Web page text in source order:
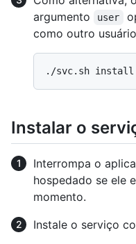
argumento
user
como outro
Instalar o
Interrompa o
hospedado se ele
momento.
Instale o serviço